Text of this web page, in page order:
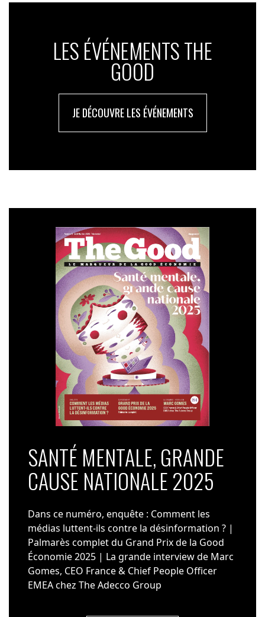
LES ÉVÉNEMENTS THE
GOOD
JE DÉCOUVRE LES ÉVÉNEMENTS
SANTÉ MENTALE, GRANDE
CAUSE NATIONALE 2025
Dans ce numéro, enquête : Comment les
médias luttent-ils contre la désinformation ? |
Palmarès complet du Grand Prix de la Good
Économie 2025 | La grande interview de Marc
Gomes, CEO France & Chief People Officer
EMEA chez The Adecco Group